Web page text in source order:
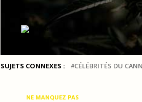
SUJETS CONNEXES : CÉLÉBRITÉS DU
NE MANQUEZ PAS